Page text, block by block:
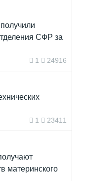
СФР за
1 24916
1 23411
материнского